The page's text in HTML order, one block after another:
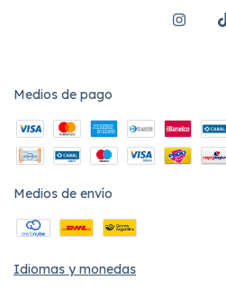
Medios de pago
Medios de envío
Idiomas y monedas